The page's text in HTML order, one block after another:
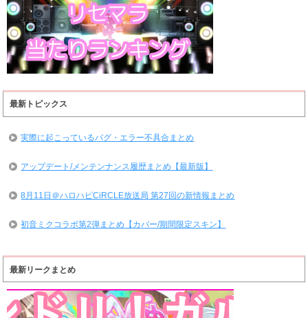
最新トピックス
実際に起こっているバグ・エラー不具合まとめ
アップデート/メンテンナンス履歴まとめ【最新版】
8月11日＠ハロハピCiRCLE放送局 第27回の新情報まとめ
初音ミクコラボ第2弾まとめ【カバー/期間限定スキン】
最新リークまとめ